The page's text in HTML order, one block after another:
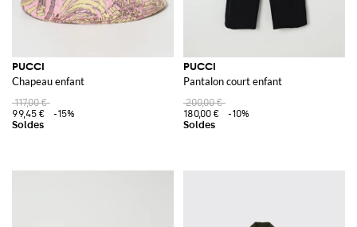
PUCCI
Chapeau enfant
117,00 €
99,45 €
-15%
PUCCI
Pantalon court enfant
200,00 €
180,00 €
-10%